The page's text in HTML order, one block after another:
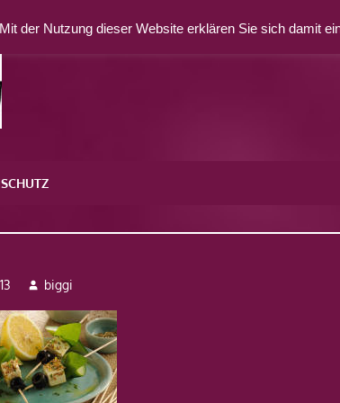
biggi
der Nutzung dieser Website erklären Sie sich damit